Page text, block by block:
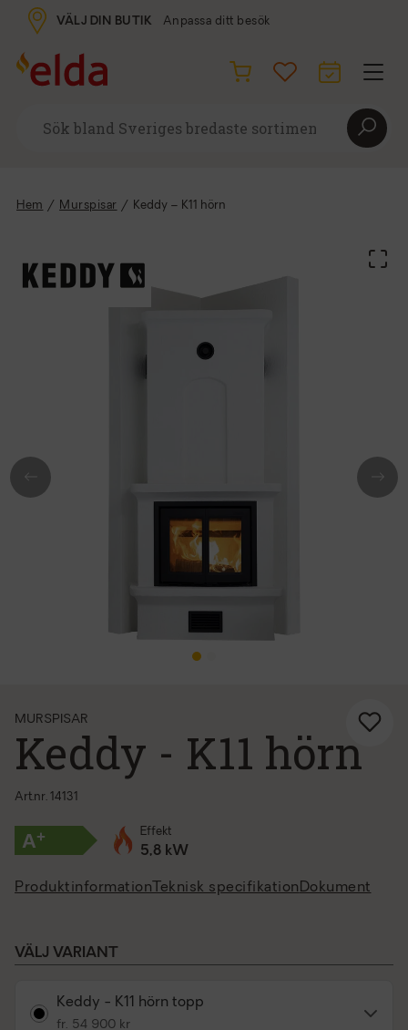
VÄLJ DIN BUTIK Anpassa ditt besök
Hem / Murspisar / Keddy – K11 hörn
Previous Next
MURSPISAR
Keddy - K11 hörn
Art.nr. 14131
A+ Effekt
5,8 kW
Produktinformation Teknisk specifikation Dokument
VÄLJ VARIANT
Keddy - K11 hörn topp
fr. 54 900 kr